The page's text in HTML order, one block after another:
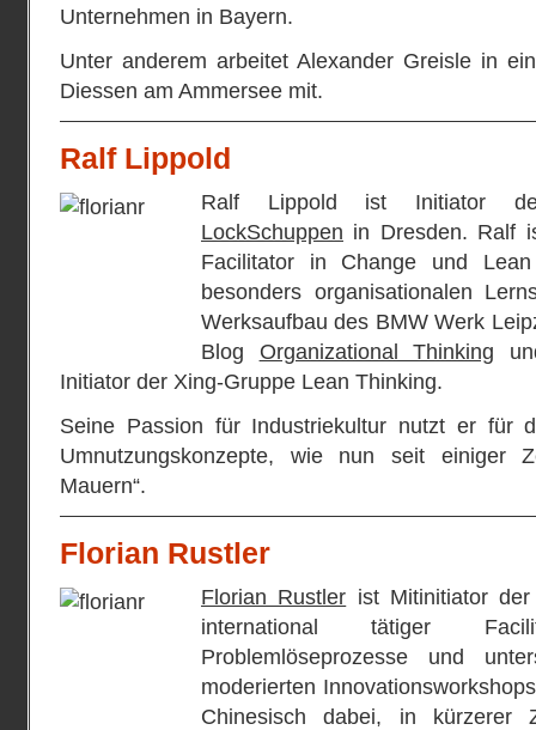
Unternehmen in Bayern.
Unter anderem arbeitet Alexander Greisle in
Diessen am Ammersee mit.
Ralf Lippold
Ralf Lippold ist Initiator
LockSchuppen in Dresden. Ralf
Facilitator in Change und Lean
besonders organisationalen
Werksaufbau des BMW Werk
Blog Organizational Thinking
Initiator der Xing-Gruppe Lean Thinking.
Seine Passion für Industriekultur nutzt er für
Umnutzungskonzepte, wie nun seit einiger
Mauern“.
Florian Rustler
Florian Rustler ist Mitinitiator
international tätiger
Problemlöseprozesse und
moderierten
Chinesisch dabei, in kürzerer